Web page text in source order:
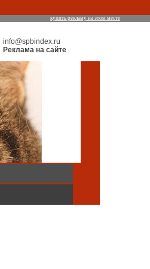
купить рекламу на этом месте
info@spbindex.ru
Реклама на сайте